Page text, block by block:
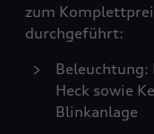
zum
durchgeführt:
Heck sowie
Blinkanlage